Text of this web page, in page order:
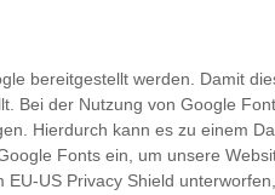
bereitgestellt werden. Damit
Bei der Nutzung von Google
Hierdurch kann es zu einem
Fonts ein, um unsere
US Privacy Shield unterworfen,